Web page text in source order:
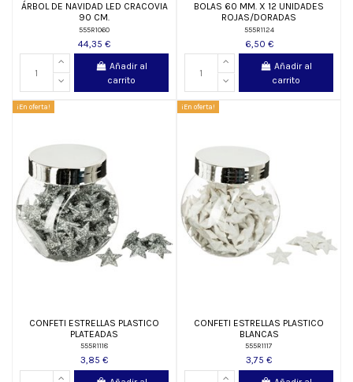
ÁRBOL DE NAVIDAD LED CRACOVIA
90 CM.
555R1060
44,35 €
Añadir al
carrito
BOLAS 60 MM. X 12 UNIDADES
ROJAS/DORADAS
555R1124
6,50 €
Añadir al
carrito
¡En oferta!
CONFETI ESTRELLAS PLASTICO
PLATEADAS
555R1118
3,85 €
¡En oferta!
CONFETI ESTRELLAS PLASTICO
BLANCAS
555R1117
3,75 €